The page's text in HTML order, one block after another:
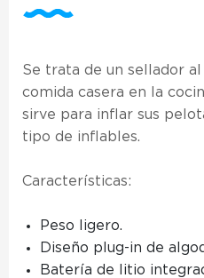
Se trata de un sellador
comida casera en la
sirve para inflar sus
tipo de inflables.
Características:
Peso ligero.
Diseño plug-in de
Batería de litio